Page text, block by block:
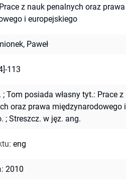
Prace z nauk penalnych oraz prawa
i europejskiego
Paweł
113
; Tom posiada własny tyt.: Prace z
oraz prawa międzynarodowego i
; Streszcz. w jęz. ang.
: eng
: 2010